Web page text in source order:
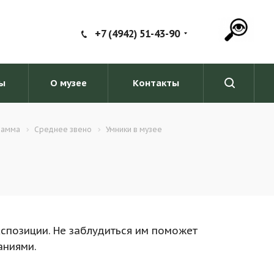
+7 (4942) 51-43-90
О музее Контакты
Среднее звено Умники в музее
Не заблудиться им поможет